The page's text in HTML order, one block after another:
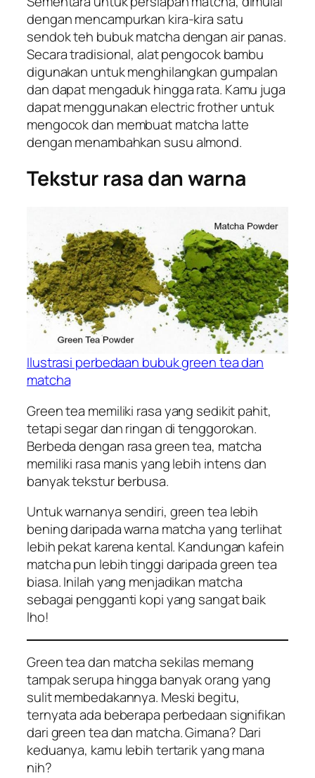
dengan mencampurkan kira-kira satu
sendok teh bubukmatchadengan air panas.
Secara tradisional, alat pengocok bambu
digunakan untuk menghilangkan gumpalan
dan dapat mengaduk hingga rata. Kamu juga
dapat menggunakanelectric frotheruntuk
mengocok dan membuatmatcha latte
dengan menambahkan susualmond.
Tekstur rasa dan warna
Ilustrasi perbedaan bubukgreen teadan
matcha
Green tea memiliki rasa yang sedikit pahit,
tetapi segar dan ringan di tenggorokan.
Berbeda dengan rasagreen tea, matcha
memiliki rasa manis yang lebih intens dan
banyak tekstur berbusa.
Untuk warnanya sendiri, green tea lebih
bening daripada warna matchayang terlihat
lebih pekat karena kental. Kandungan kafein
matchapun lebih tinggi daripadagreen tea
biasa. Inilah yang menjadikan matcha
sebagai pengganti kopi yang sangat baik
lho!
Green teadan matcha sekilas memang
tampak serupa hingga banyak orang yang
sulit membedakannya. Meski begitu,
ternyata ada beberapa perbedaan signifikan
darigreen teadan matcha. Gimana? Dari
keduanya, kamu lebih tertarik yang mana
nih?